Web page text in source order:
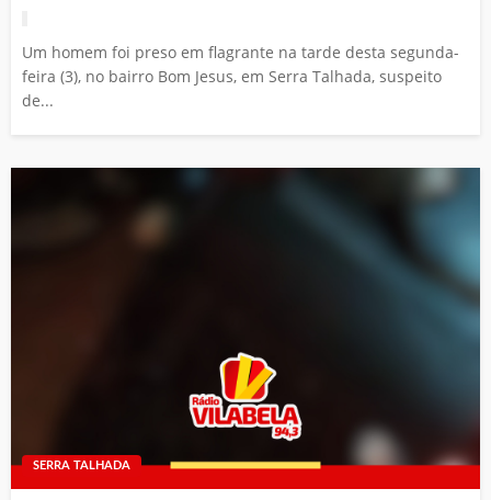
Um homem foi preso em flagrante na tarde desta segunda-
feira (3), no bairro Bom Jesus, em Serra Talhada, suspeito
de...
SERRA TALHADA